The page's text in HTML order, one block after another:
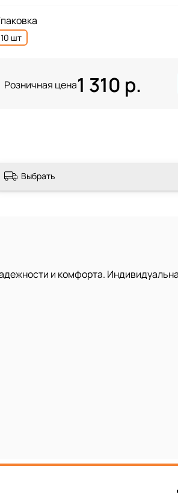
10 шт
Розничная цена1 310 р.
Выбрать
и комфорта.